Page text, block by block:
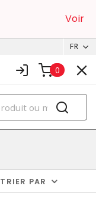
Voir
FR
0
TRIER PAR